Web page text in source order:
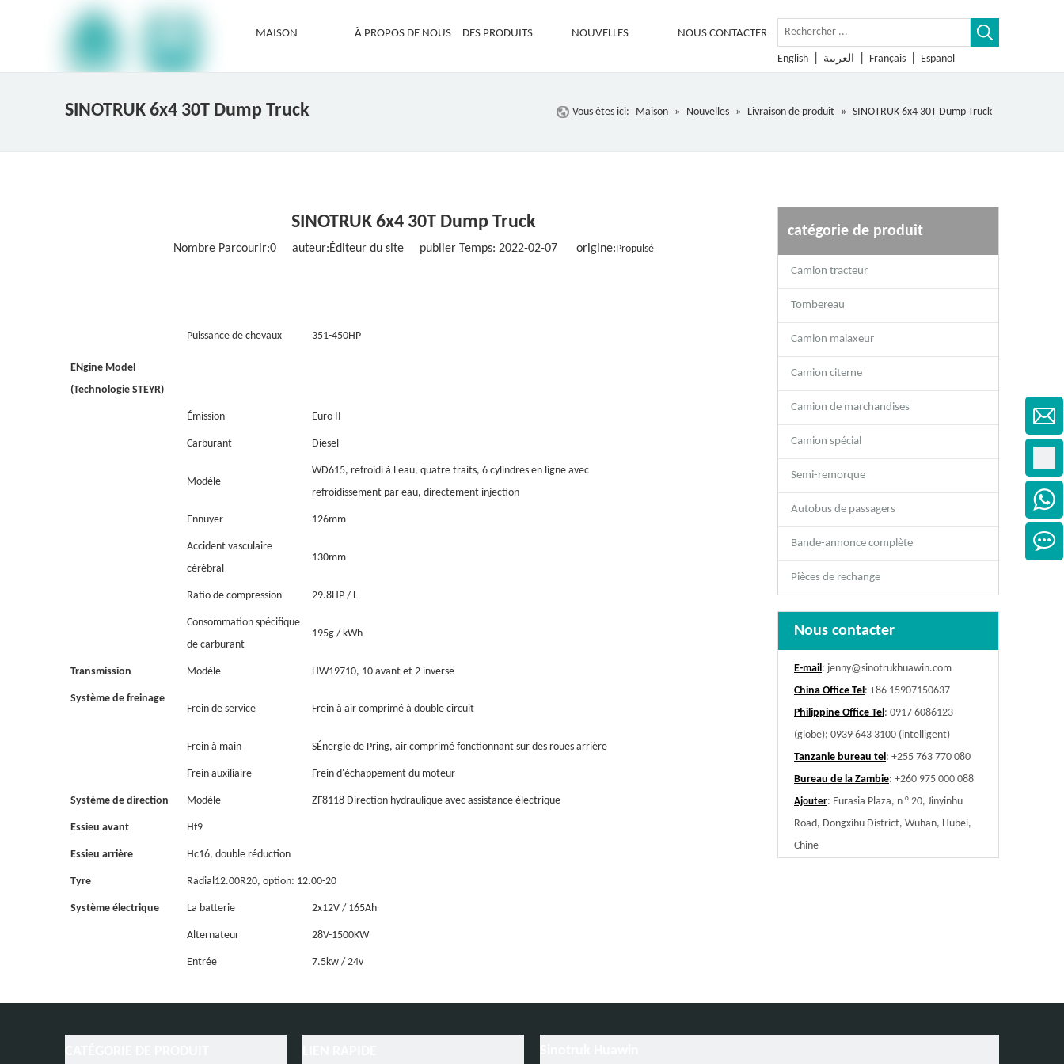
MAISON À PROPOS DE NOUS DES PRODUITS NOUVELLES NOUS CONTACTER
English العربية Français Español
SINOTRUK 6x4 30T Dump Truck Vous êtes ici: Maison » Nouvelles » Livraison de produit » SINOTRUK 6x4 30T Dump Truck
SINOTRUK 6x4 30T Dump Truck
Nombre Parcourir:0auteur:Éditeur du site publier Temps: 2022-02-07 origine:Propulsé
ENgine Model
(Technologie STEYR)
Puissance de chevaux 351-450HP
Émission Euro II
Carburant Diesel
Modèle
WD615, refroidi à l'eau, quatre traits, 6 cylindres en ligne avec
refroidissement par eau, directement injection
Ennuyer 126mm
Accident vasculaire
cérébral
130mm
Ratio de compression 29.8HP / L
Consommation spécifique
de carburant
195g / kWh
Transmission Modèle HW19710, 10 avant et 2 inverse
Système de freinage
Frein de service
Frein à air comprimé à double circuit
Frein à main SÉnergie de Pring, air comprimé fonctionnant sur des roues arrière
Frein auxiliaire Frein d'échappement du moteur
Système de direction Modèle ZF8118 Direction hydraulique avec assistance électrique
Essieu avant Hf9
Essieu arrière Hc16, double réduction
Tyre Radial12.00R20, option: 12.00-20
Système électrique La batterie 2x12V / 165Ah
Alternateur 28V-1500KW
Entrée 7.5kw / 24v
catégorie de produit
Camion tracteur
Tombereau
Camion malaxeur
Camion citerne
Camion de marchandises
Camion spécial
Semi-remorque
Autobus de passagers
Bande-annonce complète
Pièces de rechange
Nous contacter
E-mail: jenny@sinotrukhuawin.com
China Office Tel: +86 15907150637
Philippine Office Tel: 0917 6086123
(globe); 0939 643 3100 (intelligent)
Tanzanie bureau tel: +255 763 770 080
Bureau de la Zambie: +260 975 000 088
Ajouter: Eurasia Plaza, n ° 20, Jinyinhu
Road, Dongxihu District, Wuhan, Hubei,
Chine